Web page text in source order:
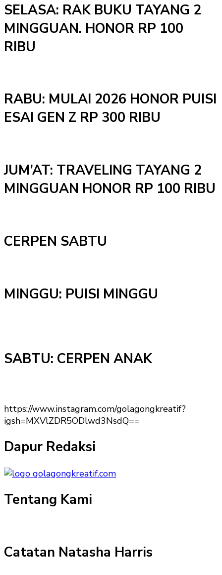
SELASA: RAK BUKU TAYANG 2
MINGGUAN. HONOR RP 100
RIBU
RABU: MULAI 2026 HONOR PUISI
ESAI GEN Z RP 300 RIBU
JUM’AT: TRAVELING TAYANG 2
MINGGUAN HONOR RP 100 RIBU
CERPEN SABTU
MINGGU: PUISI MINGGU
SABTU: CERPEN ANAK
https://www.instagram.com/golagongkreatif?
igsh=MXVlZDR5ODlwd3NsdQ==
Dapur Redaksi
Tentang Kami
Catatan Natasha Harris